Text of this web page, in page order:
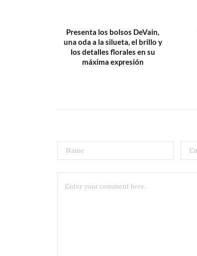
Presenta los bolsos DeVain,
una oda a la silueta, el brillo y
los detalles florales en su
máxima expresión